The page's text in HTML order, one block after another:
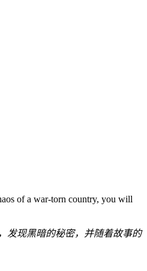
of a war-torn country, you will
发现黑暗的秘密，并随着故事的